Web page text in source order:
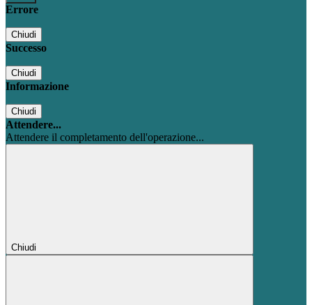
Errore
Chiudi
Successo
Chiudi
Informazione
Chiudi
Attendere...
Attendere il completamento dell'operazione...
Chiudi